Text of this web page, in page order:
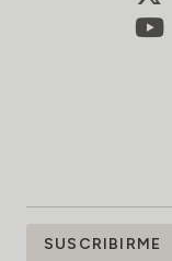
SUSCRÍBETE
SUSCRIBIRME